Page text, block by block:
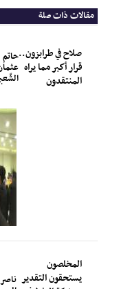
مقالات ذات صلة
صلاح في طرابزون..
قرار أكبر مما يراه
المنتقدون
حاتم
المخلصون
يستحقون التقدير ناصر